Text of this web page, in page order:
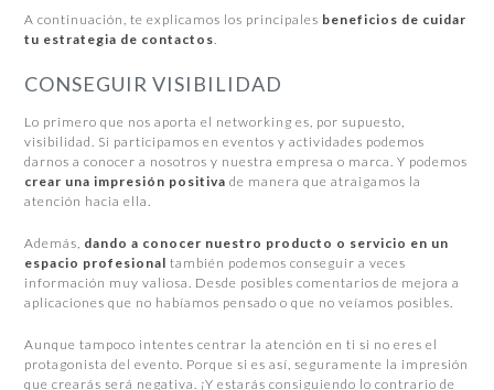
A continuación, te explicamos los principales beneficios de cuidar
tu estrategia de contactos.
CONSEGUIR VISIBILIDAD
Lo primero que nos aporta el networking es, por supuesto,
visibilidad. Si participamos en eventos y actividades podemos
darnos a conocer a nosotros y nuestra empresa o marca. Y podemos
crear una impresión positiva de manera que atraigamos la
atención hacia ella.
Además, dando a conocer nuestro producto o servicio en un
espacio profesionaltambién podemos conseguir a veces
información muy valiosa. Desde posibles comentarios de mejora a
aplicaciones que no habíamos pensado o que no veíamos posibles.
Aunque tampoco intentes centrar la atención en ti si no eres el
protagonista del evento. Porque si es así, seguramente la impresión
que crearás será negativa. ¡Y estarás consiguiendo lo contrario de